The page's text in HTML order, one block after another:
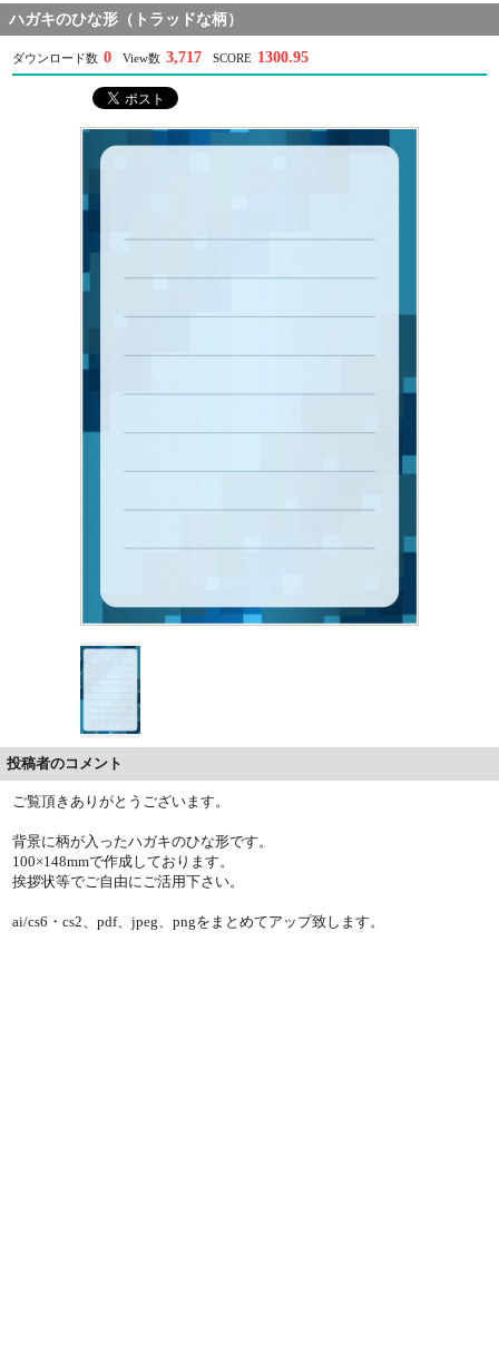
ハガキのひな形（トラッドな柄）
ダウンロード数 0 View数 3,717 SCORE 1300.95
投稿者のコメント
ご覧頂きありがとうございます。
背景に柄が入ったハガキのひな形です。
100×148mmで作成しております。
挨拶状等でご自由にご活用下さい。
ai/cs6・cs2、pdf、jpeg、pngをまとめてアップ致します。